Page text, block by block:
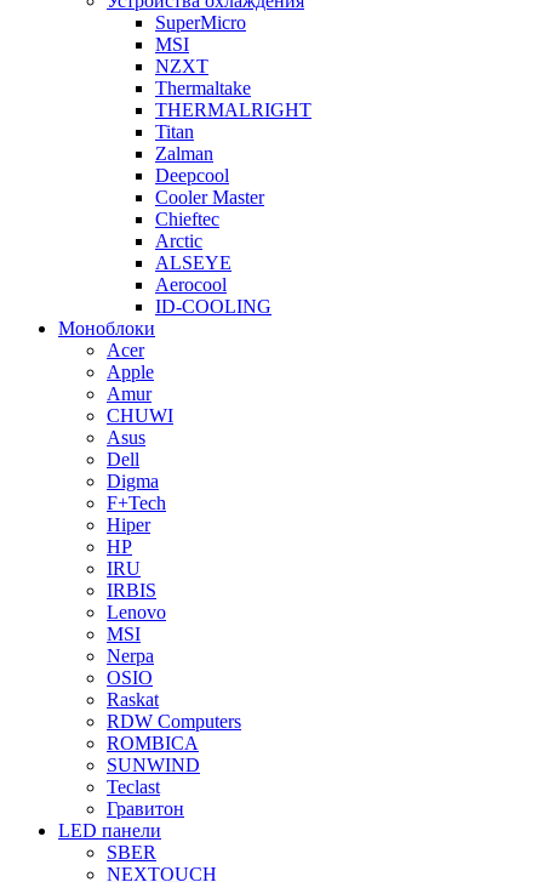
SuperMicro
MSI
NZXT
Thermaltake
THERMALRIGHT
Titan
Zalman
Deepcool
Cooler Master
Chieftec
Arctic
ALSEYE
Aerocool
ID-COOLING
Моноблоки
Acer
Apple
Amur
CHUWI
Asus
Dell
Digma
F+Tech
Hiper
HP
IRU
IRBIS
Lenovo
MSI
Nerpa
OSIO
Raskat
RDW Computers
ROMBICA
SUNWIND
Teclast
Гравитон
LED панели
SBER
NEXTOUCH